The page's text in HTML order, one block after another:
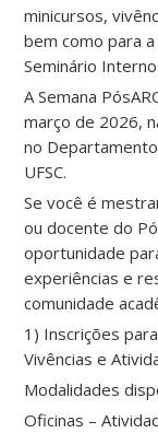
minicursos,
bem como para
Seminário
A Semana
março de 2026,
no
UFSC.
Se você é
ou docente do
oportunidade
experiências e
comunidade
1) Inscrições
Vivências e
Modalidades
Oficinas –